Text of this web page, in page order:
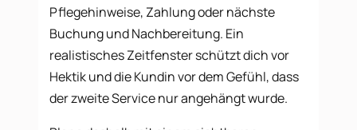
Pflegehinweise, Zahlung oder nächste
Buchung und Nachbereitung. Ein
realistisches Zeitfenster schützt dich vor
Hektik und die Kundin vor dem Gefühl, dass
der zweite Service nur angehängt wurde.